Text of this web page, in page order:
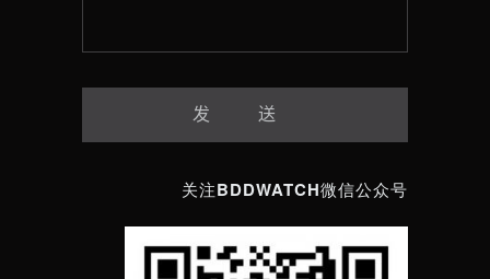
关注BDDWATCH微信公众号